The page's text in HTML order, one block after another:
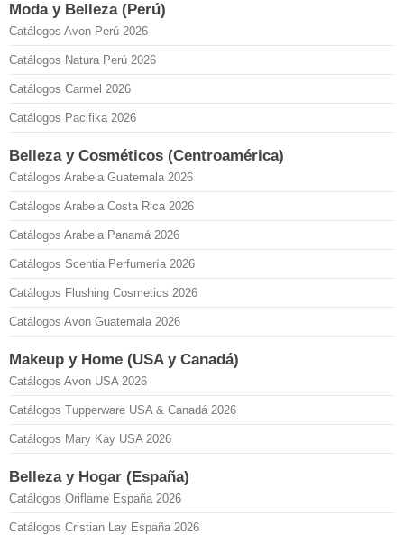
Moda y Belleza (Perú)
Catálogos Avon Perú 2026
Catálogos Natura Perú 2026
Catálogos Carmel 2026
Catálogos Pacifika 2026
Belleza y Cosméticos (Centroamérica)
Catálogos Arabela Guatemala 2026
Catálogos Arabela Costa Rica 2026
Catálogos Arabela Panamá 2026
Catálogos Scentia Perfumería 2026
Catálogos Flushing Cosmetics 2026
Catálogos Avon Guatemala 2026
Makeup y Home (USA y Canadá)
Catálogos Avon USA 2026
Catálogos Tupperware USA & Canadá 2026
Catálogos Mary Kay USA 2026
Belleza y Hogar (España)
Catálogos Oriflame España 2026
Catálogos Cristian Lay España 2026